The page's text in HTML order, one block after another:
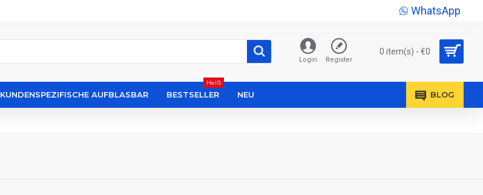
WhatsApp
Login Register
0 item(s) - €0
KUNDENSPEZIFISCHE AUFBLASBAR BESTSELLER
Heiß
NEU BLOG